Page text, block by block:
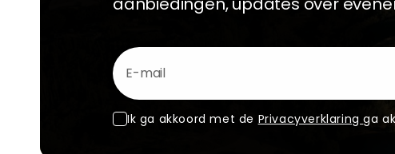
E-mail
Ik ga akkoord met de Privacyverklaringga